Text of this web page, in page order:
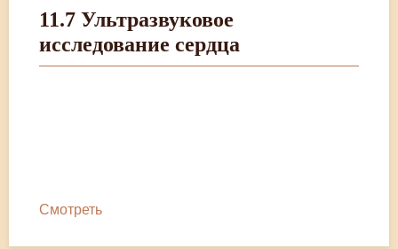
11.7 Ультразвуковое
исследование сердца
Смотреть